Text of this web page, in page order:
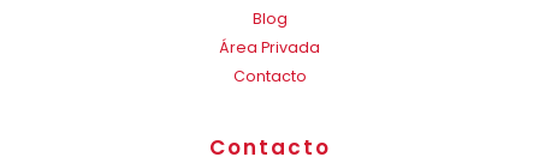
Blog
Área Privada
Contacto
Contacto